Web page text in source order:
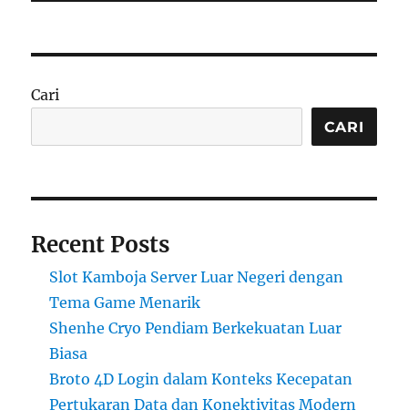
Cari
CARI
Recent Posts
Slot Kamboja Server Luar Negeri dengan
Tema Game Menarik
Shenhe Cryo Pendiam Berkekuatan Luar
Biasa
Broto 4D Login dalam Konteks Kecepatan
Pertukaran Data dan Konektivitas Modern